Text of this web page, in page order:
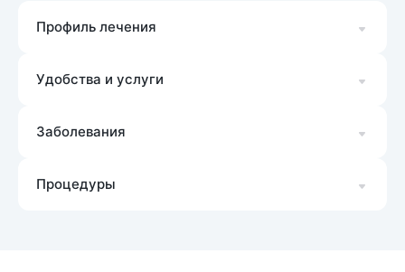
Профиль лечения
Удобства и услуги
Заболевания
Процедуры